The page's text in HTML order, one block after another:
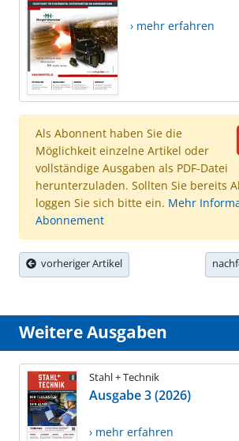
› mehr erfahren
Als Abonnent haben Sie die
Möglichkeit einzelne Artikel oder
vollständige Ausgaben als PDF-Datei
herunterzuladen. Sollten Sie bereits
loggen Sie sich bitte ein. Mehr
Abonnement
vorheriger Artikel
Weitere Ausgaben
Stahl + Technik
Ausgabe 3 (2026)
› mehr erfahren